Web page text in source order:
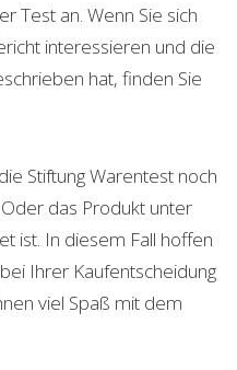
Test an. Wenn Sie sich
interessieren und die
hat, finden Sie
Stiftung Warentest noch
das Produkt unter
ist. In diesem Fall hoffen
Ihrer Kaufentscheidung
viel Spaß mit dem